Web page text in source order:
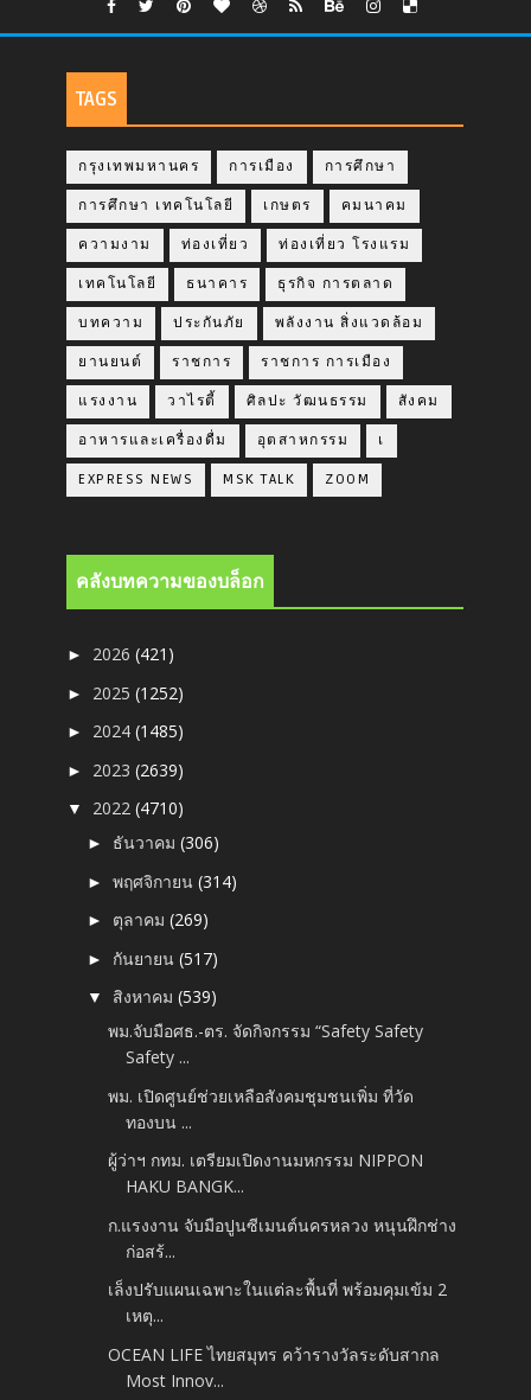
TAGS
กรุงเทพมหานคร การเมือง การศึกษา
การศึกษา เทคโนโลยี เกษตร คมนาคม
ความงาม ท่องเที่ยว ท่องเที่ยว โรงแรม
เทคโนโลยี ธนาคาร ธุรกิจ การตลาด
บทความ ประกันภัย พลังงาน สิ่งแวดล้อม
ยานยนต์ ราชการ ราชการ การเมือง
แรงงาน วาไรตี้ ศิลปะ วัฒนธรรม สังคม
อาหารและเครื่องดื่ม อุตสาหกรรม เ
EXPRESS NEWS MSK TALK ZOOM
คลังบทความของบล็อก
► 2026(421)
► 2025(1252)
► 2024(1485)
► 2023(2639)
▼ 2022(4710)
► ธันวาคม(306)
►พฤศจิกายน(314)
► ตุลาคม(269)
► กันยายน(517)
▼ สิงหาคม(539)
พม.จับมือศธ.-ตร. จัดกิจกรรม “Safety Safety
Safety ...
พม. เปิดศูนย์ช่วยเหลือสังคมชุมชนเพิ่ม ที่วัด
ทองบน ...
ผู้ว่าฯ กทม. เตรียมเปิดงานมหกรรม NIPPON
HAKU BANGK...
ก.แรงงาน จับมือปูนซีเมนต์นครหลวง หนุนฝึกช่าง
ก่อสร้...
เล็งปรับแผนเฉพาะในแต่ละพื้นที่ พร้อมคุมเข้ม 2
เหตุ...
OCEAN LIFE ไทยสมุทร คว้ารางวัลระดับสากล
Most Innov...